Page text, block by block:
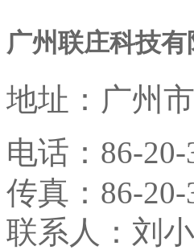
广州联庄科技有
地址： 广州
电话： 86-20-
传真： 86-20-
联系人：刘